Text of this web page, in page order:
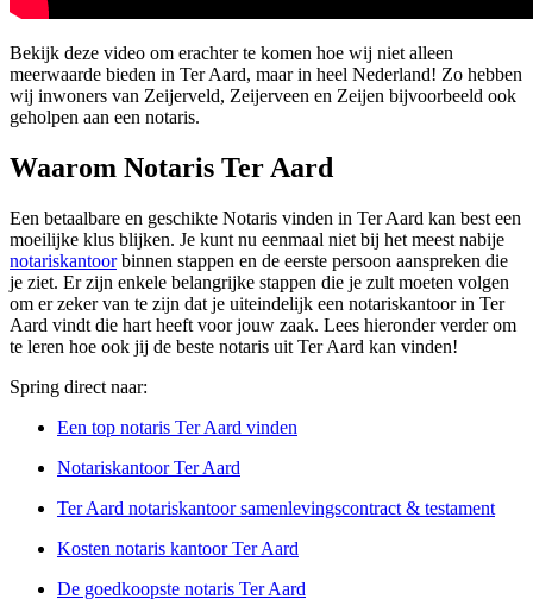
Bekijk deze video om erachter te komen hoe wij niet alleen
meerwaarde bieden in Ter Aard, maar in heel Nederland! Zo hebben
wij inwoners van Zeijerveld, Zeijerveen en Zeijen bijvoorbeeld ook
geholpen aan een notaris.
Waarom Notaris Ter Aard
Een betaalbare en geschikte Notaris vinden in Ter Aard kan best een
moeilijke klus blijken. Je kunt nu eenmaal niet bij het meest nabije
notariskantoorbinnen stappen en de eerste persoon aanspreken die
je ziet. Er zijn enkele belangrijke stappen die je zult moeten volgen
om er zeker van te zijn dat je uiteindelijk een notariskantoor in Ter
Aard vindt die hart heeft voor jouw zaak. Lees hieronder verder om
te leren hoe ook jij de beste notaris uit Ter Aard kan vinden!
Spring direct naar:
Een top notaris Ter Aard vinden
Notariskantoor Ter Aard
Ter Aard notariskantoor samenlevingscontract & testament
Kosten notaris kantoor Ter Aard
De goedkoopste notaris Ter Aard